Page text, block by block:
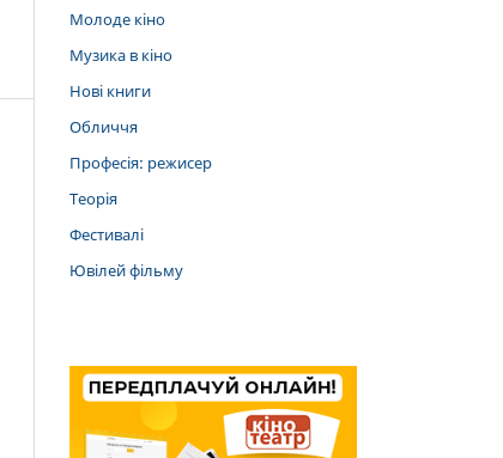
Молоде кіно
Музика в кіно
Нові книги
Обличчя
Професія: режисер
Теорія
Фестивалі
Ювілей фільму